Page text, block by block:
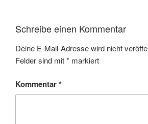
Schreibe einen Kommentar
Deine E-Mail-Adresse wird nicht
Felder sind mit* markiert
Kommentar*